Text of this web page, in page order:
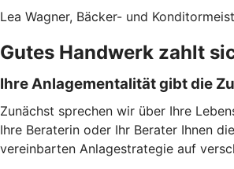
Lea Wagner, Bäcker- und
Gutes Handwerk zahlt
Ihre Anlagementalität gibt die
Zunächst sprechen wir über Ihre
Ihre Beraterin oder Ihr Berater Ihnen
vereinbarten Anlagestrategie auf